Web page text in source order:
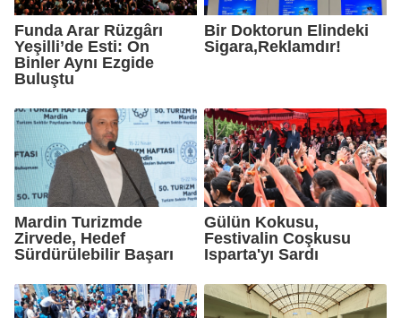
Funda Arar Rüzgârı
Yeşilli’de Esti: On
Binler Aynı Ezgide
Buluştu
Bir Doktorun Elindeki
Sigara,Reklamdır!
Mardin Turizmde
Zirvede, Hedef
Sürdürülebilir Başarı
Gülün Kokusu,
Festivalin Coşkusu
Isparta'yı Sardı